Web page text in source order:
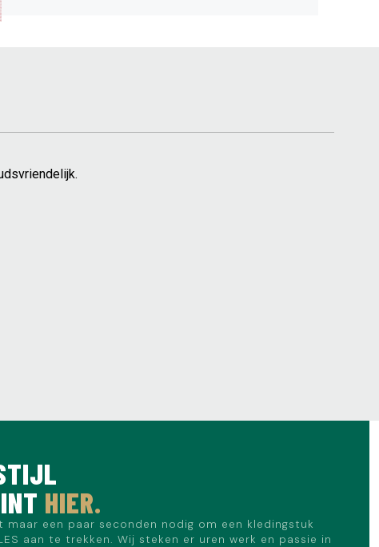
HIER.
maar een paar seconden nodig om een kledingstuk
aan te trekken. Wij steken er uren werk en passie in